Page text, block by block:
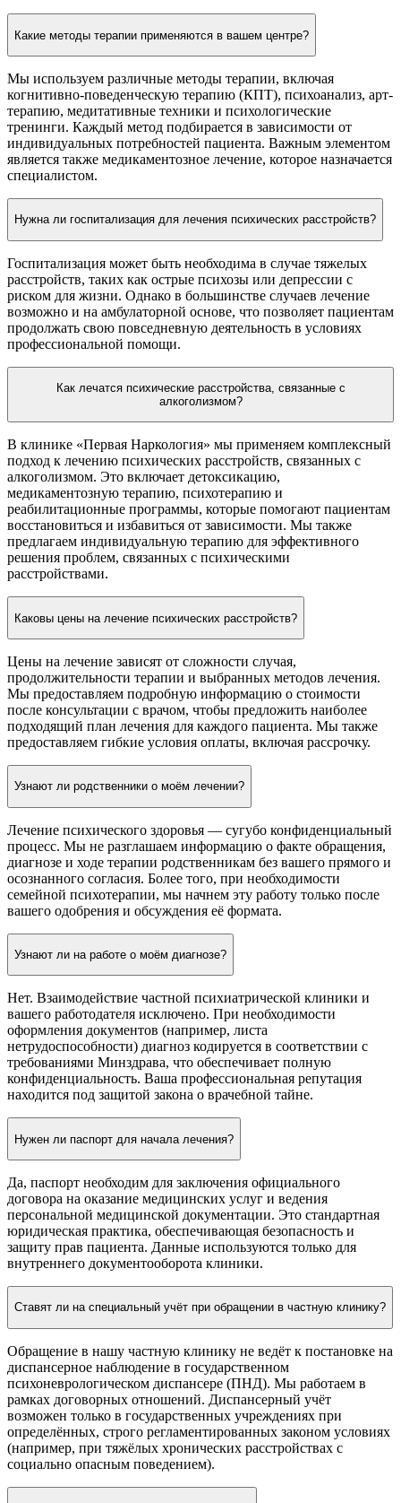
Какие методы терапии применяются в вашем центре?
Мы используем различные методы терапии, включая
когнитивно-поведенческую терапию (КПТ), психоанализ, арт-
терапию, медитативные техники и психологические
тренинги. Каждый метод подбирается в зависимости от
индивидуальных потребностей пациента. Важным элементом
является также медикаментозное лечение, которое назначается
специалистом.
Нужна ли госпитализация для лечения психических расстройств?
Госпитализация может быть необходима в случае тяжелых
расстройств, таких как острые психозы или депрессии с
риском для жизни. Однако в большинстве случаев лечение
возможно и на амбулаторной основе, что позволяет пациентам
продолжать свою повседневную деятельность в условиях
профессиональной помощи.
Как лечатся психические расстройства, связанные с
алкоголизмом?
В клинике «Первая Наркология» мы применяем комплексный
подход к лечению психических расстройств, связанных с
алкоголизмом. Это включает детоксикацию,
медикаментозную терапию, психотерапию и
реабилитационные программы, которые помогают пациентам
восстановиться и избавиться от зависимости. Мы также
предлагаем индивидуальную терапию для эффективного
решения проблем, связанных с психическими
расстройствами.
Каковы цены на лечение психических расстройств?
Цены на лечение зависят от сложности случая,
продолжительности терапии и выбранных методов лечения.
Мы предоставляем подробную информацию о стоимости
после консультации с врачом, чтобы предложить наиболее
подходящий план лечения для каждого пациента. Мы также
предоставляем гибкие условия оплаты, включая рассрочку.
Узнают ли родственники о моём лечении?
Лечение психического здоровья — сугубо конфиденциальный
процесс. Мы не разглашаем информацию о факте обращения,
диагнозе и ходе терапии родственникам без вашего прямого и
осознанного согласия. Более того, при необходимости
семейной психотерапии, мы начнем эту работу только после
вашего одобрения и обсуждения её формата.
Узнают ли на работе о моём диагнозе?
Нет. Взаимодействие частной психиатрической клиники и
вашего работодателя исключено. При необходимости
оформления документов (например, листа
нетрудоспособности) диагноз кодируется в соответствии с
требованиями Минздрава, что обеспечивает полную
конфиденциальность. Ваша профессиональная репутация
находится под защитой закона о врачебной тайне.
Нужен ли паспорт для начала лечения?
Да, паспорт необходим для заключения официального
договора на оказание медицинских услуг и ведения
персональной медицинской документации. Это стандартная
юридическая практика, обеспечивающая безопасность и
защиту прав пациента. Данные используются только для
внутреннего документооборота клиники.
Ставят ли на специальный учёт при обращении в частную клинику?
Обращение в нашу частную клинику не ведёт к постановке на
диспансерное наблюдение в государственном
психоневрологическом диспансере (ПНД). Мы работаем в
рамках договорных отношений. Диспансерный учёт
возможен только в государственных учреждениях при
определённых, строго регламентированных законом условиях
(например, при тяжёлых хронических расстройствах с
социально опасным поведением).